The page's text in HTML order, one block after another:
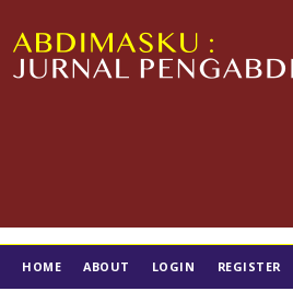
HOME ABOUT LOGIN REGISTER